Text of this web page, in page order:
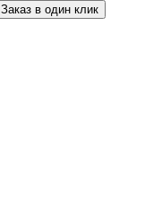
Заказ в один клик